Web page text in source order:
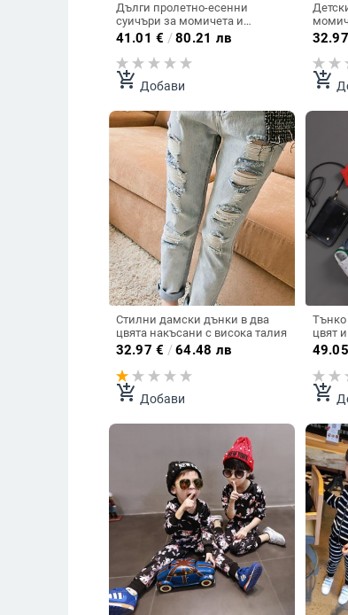
Дълги пролетно-есенни
суичъри за момичета и
момчета - Розов, Сив, Зелен
41.01 € /80.21 лв
add_shopping_cart Добави
32.97
add_shopping_cart
Стилни дамски дънки в два
цвята накъсани с висока талия
32.97 € /64.48 лв
add_shopping_cart Добави
Тънко
цвят
49.05
add_shopping_cart